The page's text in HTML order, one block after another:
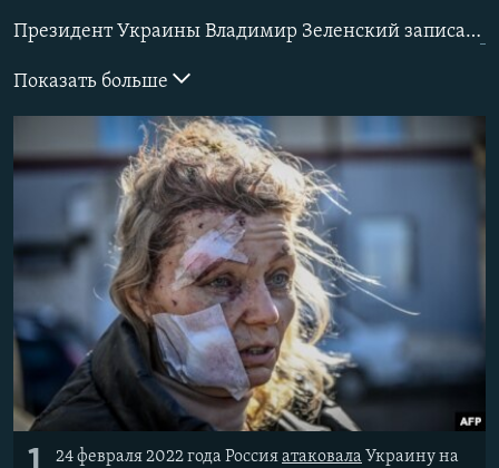
Все сайты RFE/RL
Президент Украины Владимир Зеленский записал
Показать больше
24 февраля 2022 года Россияатаковала Украину на